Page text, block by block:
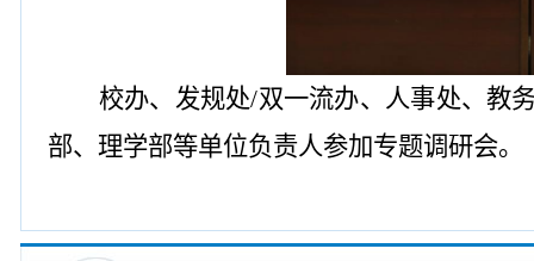
校办、发规处/双一流办、人事处、教
部、理学部等单位负责人参加专题调研会。